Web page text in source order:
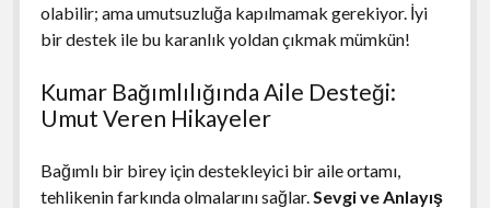
olabilir; ama umutsuzluğa kapılmamak gerekiyor. İyi
bir destek ile bu karanlık yoldan çıkmak mümkün!
Kumar Bağımlılığında Aile Desteği:
Umut Veren Hikayeler
Bağımlı bir birey için destekleyici bir aile ortamı,
tehlikenin farkında olmalarını sağlar.Sevgi ve Anlayış